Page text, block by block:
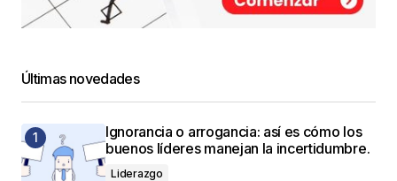
Últimas novedades
Ignorancia o arrogancia: así es cómo los
buenos líderes manejan la incertidumbre.
Liderazgo